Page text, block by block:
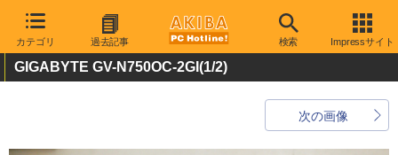
カテゴリ 過去記事 検索 Impressサイト
GIGABYTE GV-N750OC-2GI (1/2)
次の画像